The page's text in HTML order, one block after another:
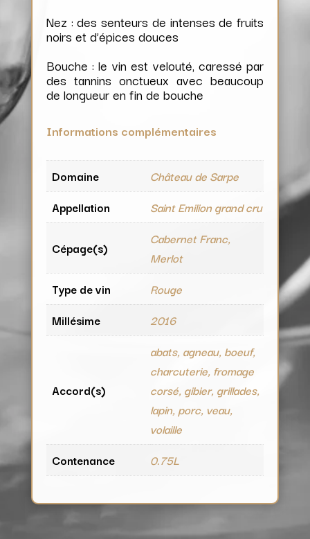
Nez : des senteurs de intenses de fruits
noirs et d’épices douces
Bouche : le vin est velouté, caressé par
des tannins onctueux avec beaucoup
de longueur en fin de bouche
Informations complémentaires
Domaine
Château de Sarpe
Appellation
Saint Emilion grand cru
Cépage(s)
Cabernet Franc,
Merlot
Type de vin
Rouge
Millésime
2016
Accord(s)
abats, agneau, boeuf,
charcuterie, fromage
corsé, gibier, grillades,
lapin, porc, veau,
volaille
Contenance
0.75L